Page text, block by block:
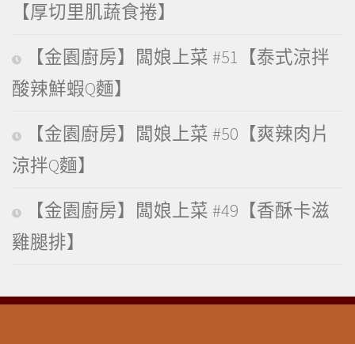
【厚切里肌蔬食捲】
【金園廚房】闆娘上菜 #51【泰式涼拌
酸辣鮮蝦Q麵】
【金園廚房】闆娘上菜 #50【爽辣肉片
涼拌Q麵】
【金園廚房】闆娘上菜 #49【香酥卡滋
雞腿排】